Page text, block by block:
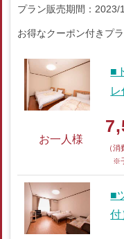
プラン販売期間：
お得なクーポン付きプラ
■
お一人様
（
※
■